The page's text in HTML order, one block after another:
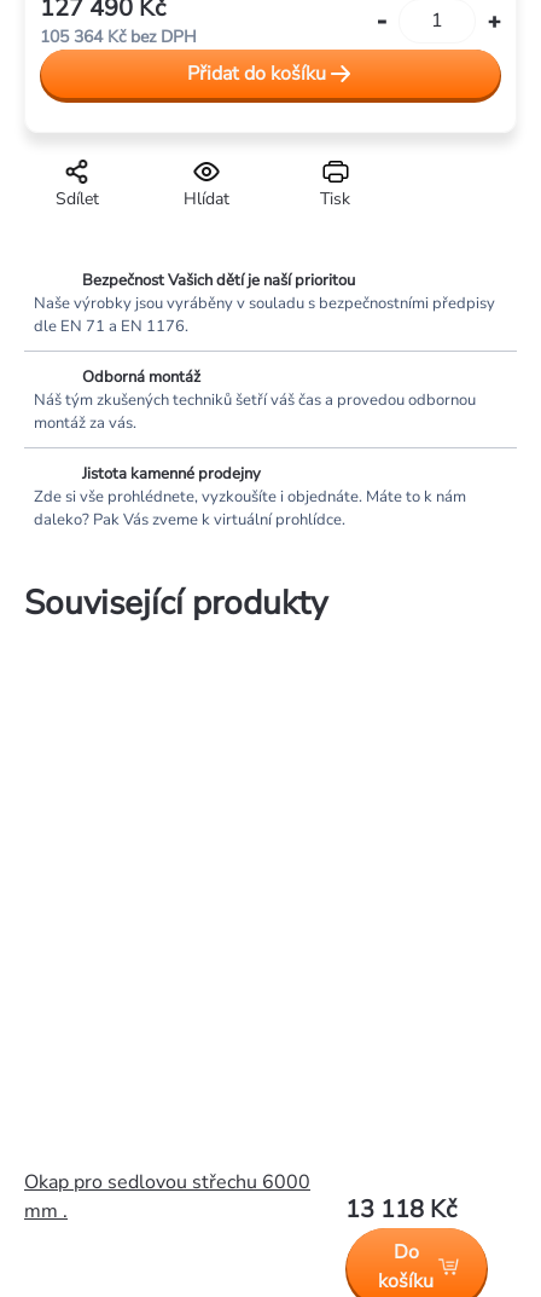
Tisk
Hlídat
Sdílet
127 490 Kč
105 364 Kč bez DPH
cena:
Přidat do košíku
Bezpečnost Vašich dětí je naší prioritou
Naše výrobky jsou vyráběny v souladu s bezpečnostními předpisy
dle EN 71 a EN 1176.
Odborná montáž
Náš tým zkušených techniků šetří váš čas a provedou odbornou
montáž za vás.
Jistota kamenné prodejny
Zde si vše prohlédnete, vyzkoušíte i objednáte. Máte to k nám
daleko? Pak Vás zveme k virtuální prohlídce.
Související produkty
Okap pro sedlovou střechu 6000
mm .
13 118 Kč
Do
košíku